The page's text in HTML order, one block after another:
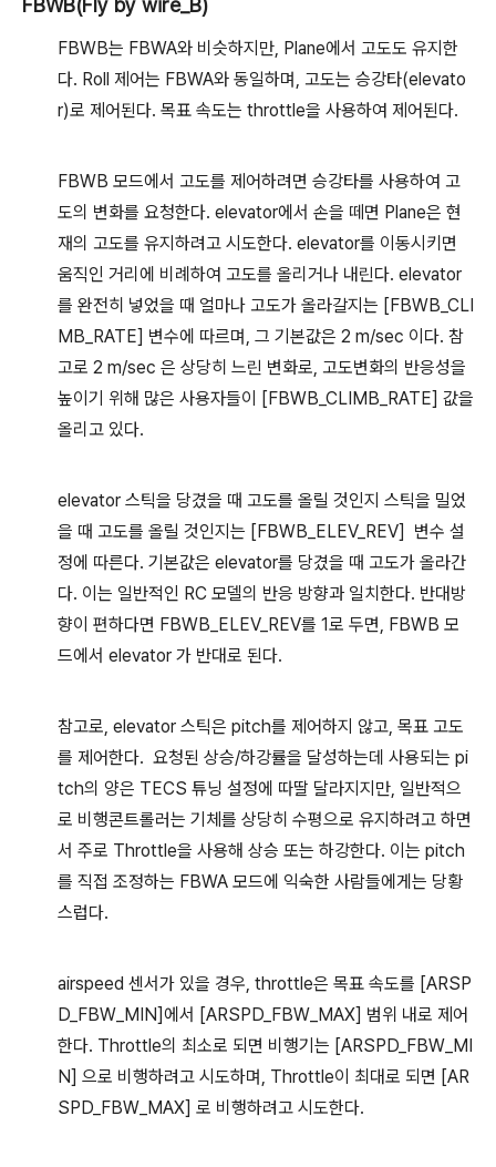
FBWB(Fly by wire_B)
FBWB는 FBWA와 비슷하지만, Plane에서 고도도 유지한
다. Roll 제어는 FBWA와 동일하며, 고도는 승강타(elevato
r)로 제어된다. 목표 속도는 throttle을 사용하여 제어된다.
FBWB 모드에서 고도를 제어하려면 승강타를 사용하여 고
도의 변화를 요청한다. elevator에서 손을 떼면 Plane은 현
재의 고도를 유지하려고 시도한다. elevator를 이동시키면
움직인 거리에 비례하여 고도를 올리거나 내린다. elevator
를 완전히 넣었을 때 얼마나 고도가 올라갈지는 [FBWB_CLI
MB_RATE] 변수에 따르며, 그 기본값은 2 m/sec 이다. 참
고로 2 m/sec 은 상당히 느린 변화로, 고도변화의 반응성을
높이기 위해 많은 사용자들이 [FBWB_CLIMB_RATE] 값을
올리고 있다.
elevator 스틱을 당겼을 때 고도를 올릴 것인지 스틱을 밀었
을 때 고도를 올릴 것인지는 [FBWB_ELEV_REV] 변수 설
정에 따른다. 기본값은 elevator를 당겼을 때 고도가 올라간
다. 이는 일반적인 RC 모델의 반응 방향과 일치한다. 반대방
향이 편하다면 FBWB_ELEV_REV를 1로 두면, FBWB 모
드에서 elevator 가 반대로 된다.
참고로, elevator 스틱은 pitch를 제어하지 않고, 목표 고도
를 제어한다. 요청된 상승/하강률을 달성하는데 사용되는 pi
tch의 양은 TECS 튜닝 설정에 따딸 달라지지만, 일반적으
로 비행콘트롤러는 기체를 상당히 수평으로 유지하려고 하면
서 주로 Throttle을 사용해 상승 또는 하강한다. 이는 pitch
를 직접 조정하는 FBWA 모드에 익숙한 사람들에게는 당황
스럽다.
airspeed 센서가 있을 경우, throttle은 목표 속도를 [ARSP
D_FBW_MIN]에서 [ARSPD_FBW_MAX] 범위 내로 제어
한다. Throttle의 최소로 되면 비행기는 [ARSPD_FBW_MI
N] 으로 비행하려고 시도하며, Throttle이 최대로 되면 [AR
SPD_FBW_MAX] 로 비행하려고 시도한다.